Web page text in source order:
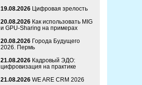
19.08.2026 Цифровая зрелость
20.08.2026 Как использовать MIG
и GPU-Sharing на примерах
20.08.2026 Города Будущего
2026. Пермь
21.08.2026 Кадровый ЭДО:
цифровизация на практике
21.08.2026 WE ARE CRM 2026